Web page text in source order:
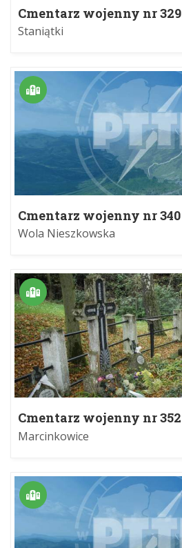
Cmentarz wojenny nr 329
Staniątki
Cmentarz wojenny nr 340
Wola Nieszkowska
Cmentarz wojenny nr 352
Marcinkowice